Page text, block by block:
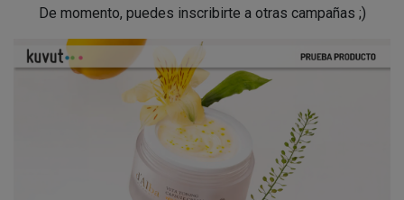
De momento, puedes inscribirte a otras campañas ;)